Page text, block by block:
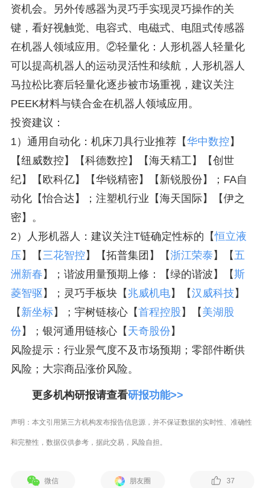
资机会。另外传感器为灵巧手实现灵巧操作的关
键，看好视触觉、电容式、电磁式、电阻式传感器
在机器人领域应用。②轻量化：人形机器人轻量化
可以提高机器人的运动灵活性和续航，人形机器人
马拉松比赛后轻量化逐步被市场重视，建议关注
PEEK材料与镁合金在机器人领域应用。
投资建议：
1）通用自动化：机床刀具行业推荐【华中数控 】
【纽威数控】【科德数控】【海天精工】【创世
纪】【欧科亿】【华锐精密】【新锐股份】；FA自
动化【怡合达】；注塑机行业【海天国际】【伊之
密】。
2）人形机器人：建议关注T链确定性标的【恒立液
压 】【三花智控 】【拓普集团】【浙江荣泰】【五
洲新春 】；谐波用量预期上修：【绿的谐波】【斯
菱智驱 】；灵巧手板块【 兆威机电】【汉威科技 】
【 新坐标】；宇树链核心【首程控股 】【 美湖股
份】；银河通用链核心【 天奇股份】
风险提示：行业景气度不及市场预期；零部件断供
风险；大宗商品涨价风险。
更多机构研报请查看研报功能>>
声明：本文引用第三方机构发布报告信息源，并不保证数据的实时性、准确性
和完整性，数据仅供参考，据此交易，风险自担。
微信 朋友圈 37